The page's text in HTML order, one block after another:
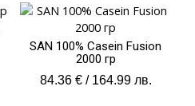
SAN 100% Casein Fusion
2000 гр
84.36 €/ 164.99 лв.